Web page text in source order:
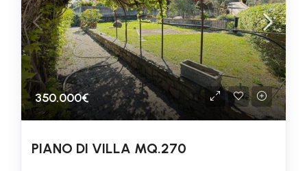
350.000€
PIANO DI VILLA MQ.270